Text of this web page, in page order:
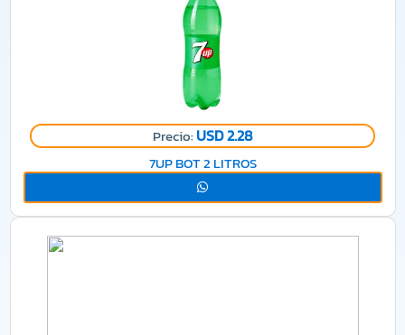
Precio: USD 2.28
7UP BOT 2 LITROS